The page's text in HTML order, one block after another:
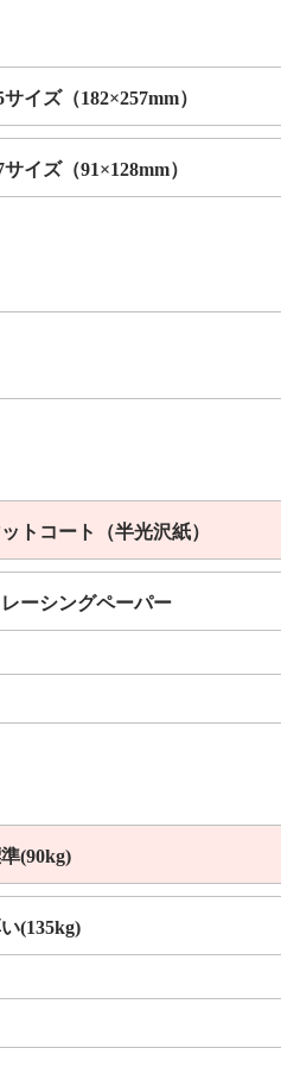
サイズ（182×257mm）
サイズ（91×128mm）
トコート（半光沢紙）
レーシングペーパー
(90kg)
(135kg)